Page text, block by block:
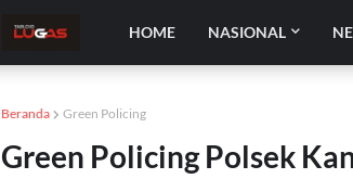
HOME NASIONAL
Beranda Green Policing
Green Policing Polsek